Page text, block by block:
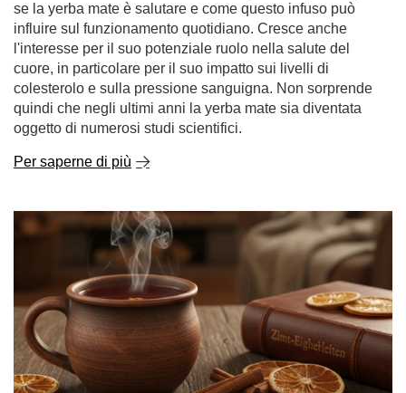
se la yerba mate è salutare e come questo infuso può
influire sul funzionamento quotidiano. Cresce anche
l'interesse per il suo potenziale ruolo nella salute del
cuore, in particolare per il suo impatto sui livelli di
colesterolo e sulla pressione sanguigna. Non sorprende
quindi che negli ultimi anni la yerba mate sia diventata
oggetto di numerosi studi scientifici.
Per saperne di più